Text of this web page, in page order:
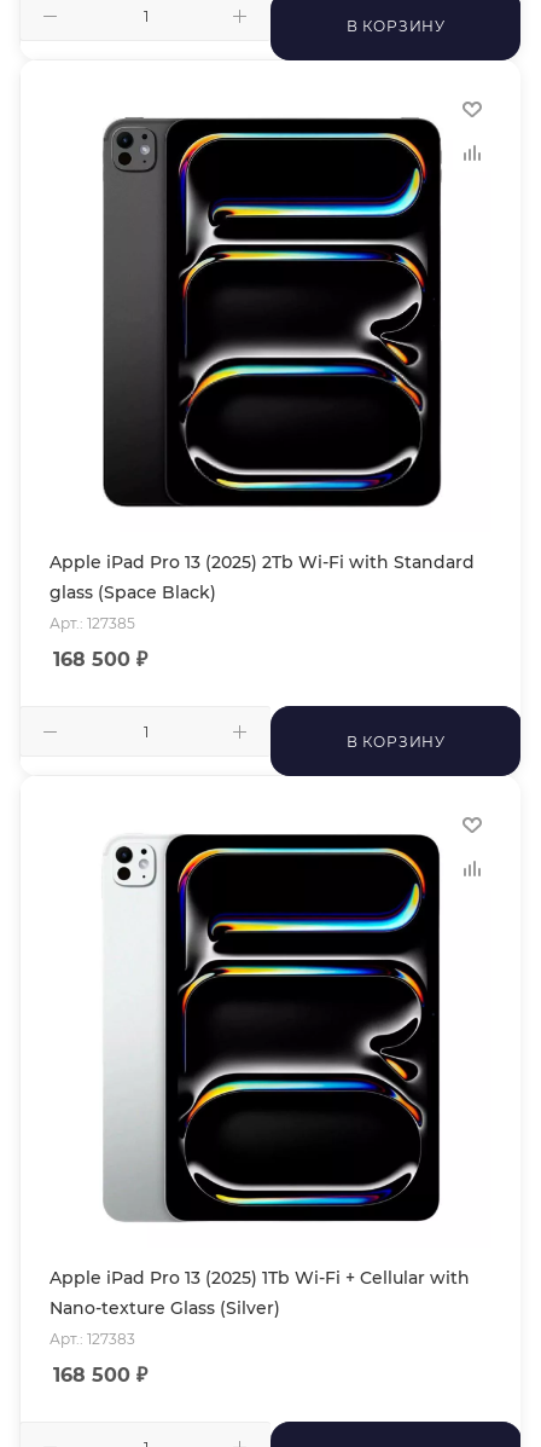
В КОРЗИНУ
Apple iPad Pro 13 (2025) 2Tb Wi-Fi with Standard
glass (Space Black)
Арт.: 127385
168 500 ₽
В КОРЗИНУ
Apple iPad Pro 13 (2025) 1Tb Wi-Fi + Cellular with
Nano-texture Glass (Silver)
Арт.: 127383
168 500 ₽